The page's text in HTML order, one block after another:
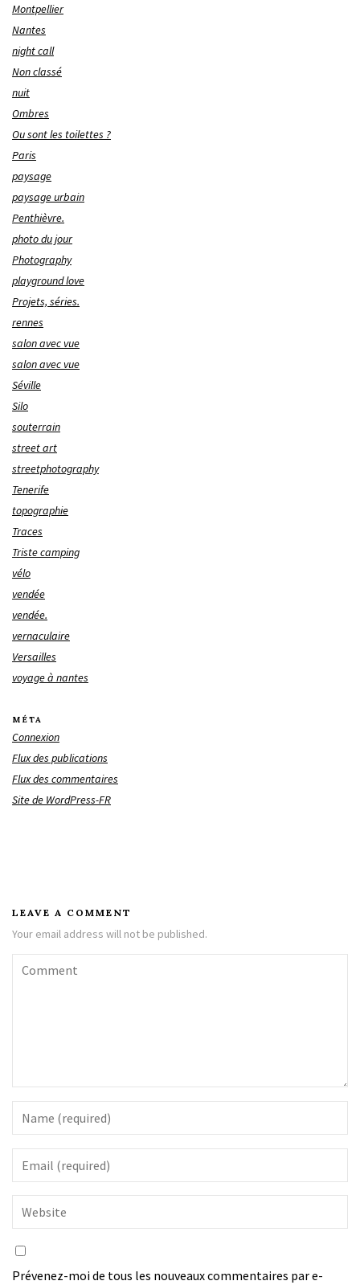
Montpellier
Nantes
night call
Non classé
nuit
Ombres
Ou sont les toilettes ?
Paris
paysage
paysage urbain
Penthièvre.
photo du jour
Photography
playground love
Projets, séries.
rennes
salon avec vue
salon avec vue
Séville
Silo
souterrain
street art
streetphotography
Tenerife
topographie
Traces
Triste camping
vélo
vendée
vendée.
vernaculaire
Versailles
voyage à nantes
MÉTA
Connexion
Flux des publications
Flux des commentaires
Site de WordPress-FR
LEAVE A COMMENT
Your email address will not be published.
Prévenez-moi de tous les nouveaux commentaires par e-